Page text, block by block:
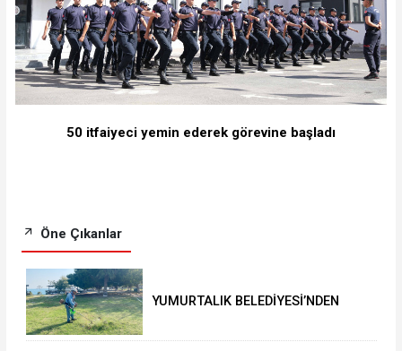
50 itfaiyeci yemin ederek görevine başladı
Öne Çıkanlar
YUMURTALIK BELEDİYESİ’NDEN